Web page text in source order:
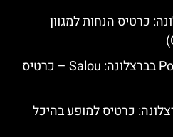
כרטיס הנחות למגוון
פארק המים PortAventura בברצלונה: Salou – כרטיס
כרטיס למופע בהיכל